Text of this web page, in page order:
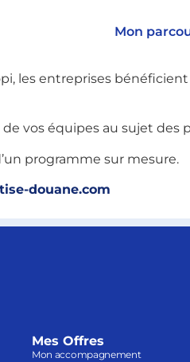
Mon
engagement au
les entreprises
vos équipes au sujet des
programme sur mesure.
douane.com
Mes Offres
Mon accompagnement